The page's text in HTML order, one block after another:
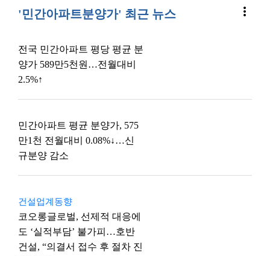
'민간아파트분양가' 최근 뉴스 more_vert
전국 민간아파트 평당 평균 분
양가 589만5천원…전월대비
2.5%↑
민간아파트 평균 분양가, 575
만1천 전월대비 0.08%↓…신
규분양 감소
건설업계동향
코오롱글로벌, 선제적 대응에
도 ‘실적부담’ 불가피…호반
건설, “의결서 접수 후 절차 진